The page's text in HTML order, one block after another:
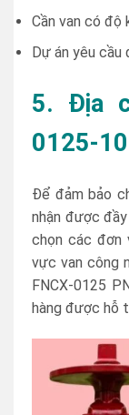
Cần van có độ
Dự án yêu
5. Địa
0125-
Để đảm bảo
nhận được
chọn các đơn
vực van công
FNCX-0125
hàng được hỗ